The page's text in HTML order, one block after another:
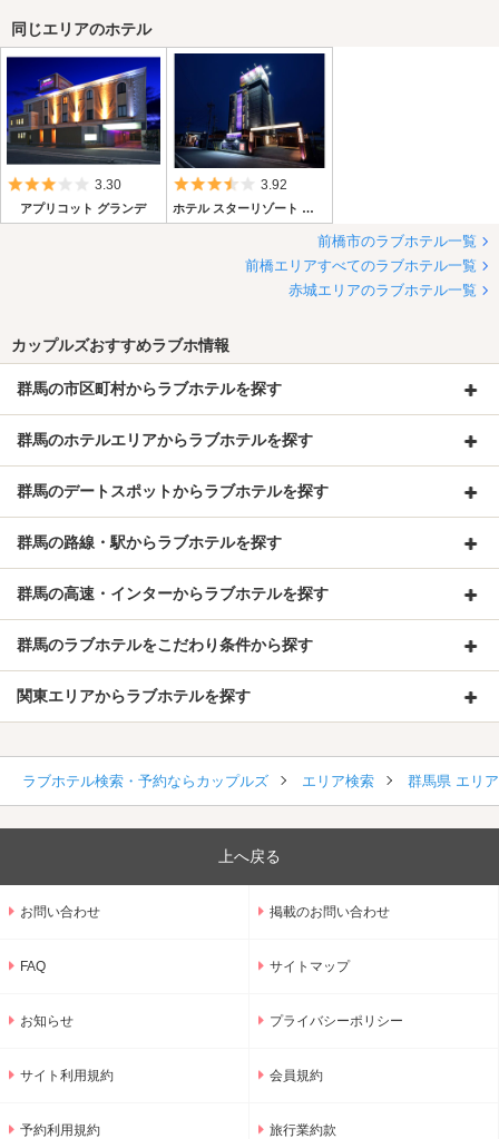
同じエリアのホテル
5つ星のうち3
3.30
アプリコット グランデ
5つ星のうち3.5
3.92
ホテル スターリゾート アロマ ～旧 ティファニー～
前橋市のラブホテル一覧
前橋エリアすべてのラブホテル一覧
赤城エリアのラブホテル一覧
カップルズおすすめラブホ情報
群馬の市区町村からラブホテルを探す
群馬のホテルエリアからラブホテルを探す
群馬のデートスポットからラブホテルを探す
群馬の路線・駅からラブホテルを探す
群馬の高速・インターからラブホテルを探す
群馬のラブホテルをこだわり条件から探す
関東エリアからラブホテルを探す
ラブホテル検索・予約ならカップルズ エリア検索 群馬県 エリ
上へ戻る
お問い合わせ 掲載のお問い合わせ
FAQ サイトマップ
お知らせ プライバシーポリシー
サイト利用規約 会員規約
予約利用規約 旅行業約款